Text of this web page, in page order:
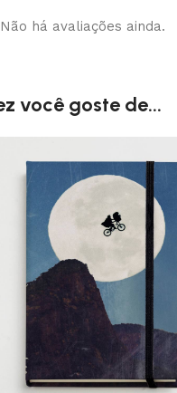
Não há avaliações ainda.
você goste de...